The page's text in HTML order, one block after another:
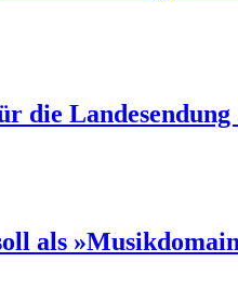
die
als